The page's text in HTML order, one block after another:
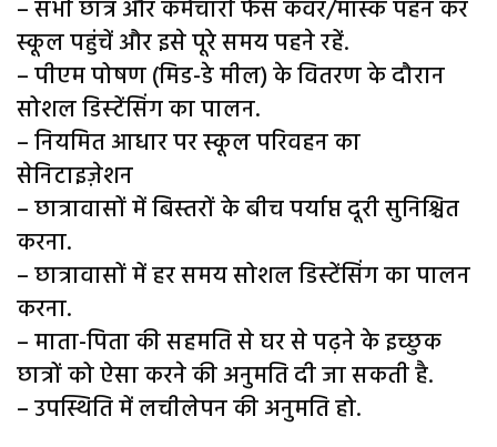
– सभी छात्र और कर्मचारी फेस कवर/मास्क पहन कर
स्कूल पहुंचें और इसे पूरे समय पहने रहें.
– पीएम पोषण (मिड-डे मील) के वितरण के दौरान
सोशल डिस्‍टेंसिंग का पालन.
– नियमित आधार पर स्कूल परिवहन का
सेनिटाइज़ेशन
– छात्रावासों में बिस्तरों के बीच पर्याप्त दूरी सुनिश्चित
करना.
– छात्रावासों में हर समय सोशल डिस्टेंसिंग का पालन
करना.
– माता-पिता की सहमति से घर से पढ़ने के इच्छुक
छात्रों को ऐसा करने की अनुमति दी जा सकती है.
– उपस्थिति में लचीलेपन की अनुमति हो.